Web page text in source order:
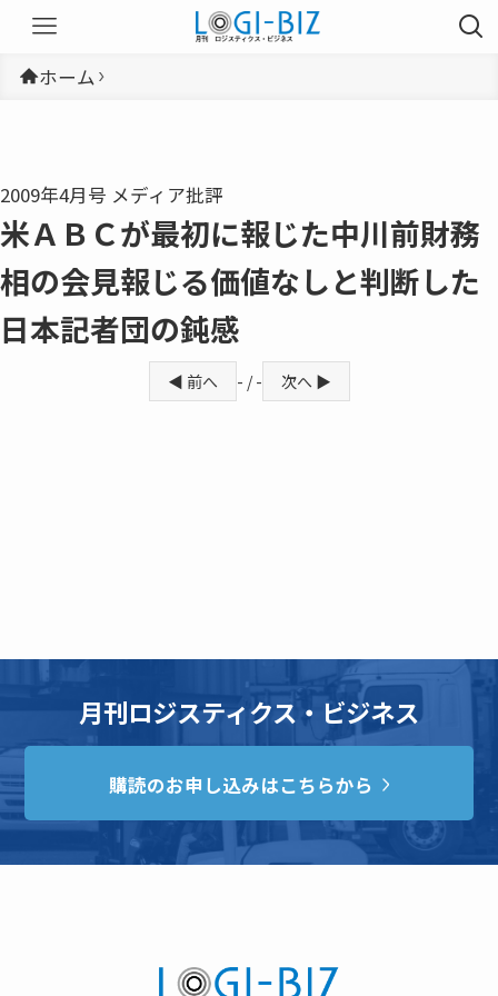
ホーム
2009年4月号 メディア批評
米ＡＢＣが最初に報じた中川前財務
相の会見報じる価値なしと判断した
日本記者団の鈍感
◀ 前へ - / - 次へ ▶
月刊ロジスティクス・ビジネス
購読のお申し込みはこちらから